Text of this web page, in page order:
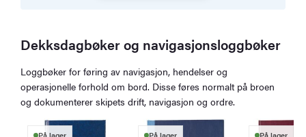
Dekksdagbøker og navigasjonsloggbøker
Loggbøker for føring av navigasjon, hendelser og
operasjonelle forhold om bord. Disse føres normalt på broen
og dokumenterer skipets drift, navigasjon og ordre.